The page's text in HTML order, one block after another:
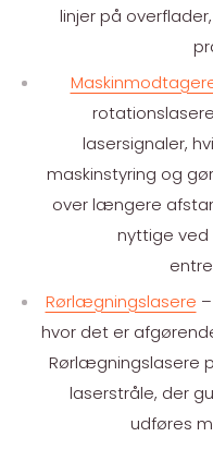
linjer på
lasersignaler,
maskinstyring og
over længere
nyttige ved
Rørlægningslasere
hvor det er
Rørlægningslasere
laserstråle, der
udføres